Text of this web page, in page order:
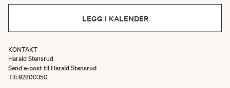
LEGG I KALENDER
KONTAKT
Harald Stensrud
Send e-post til Harald Stensrud
Tlf: 92800350